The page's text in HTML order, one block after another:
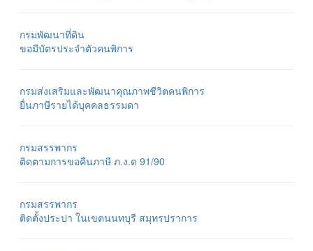
กรมพัฒนาที่ดิน
ขอมีบัตรประจำตัวคนพิการ
กรมส่งเสริมและพัฒนาคุณภาพชีวิตคนพิการ
ยื่นภาษีรายได้บุคคลธรรมดา
กรมสรรพากร
ติดตามการขอคืนภาษี ภ.ง.ด 91/90
กรมสรรพากร
ติดตั้งประปา ในเขตนนทบุรี สมุทรปราการ